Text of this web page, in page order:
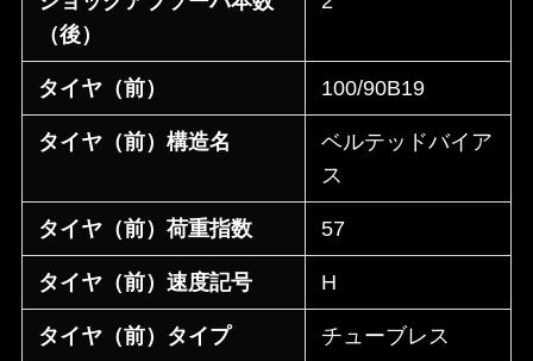
（後）
タイヤ（前） 100/90B19
タイヤ（前）構造名
ベルテッドバイア
ス
タイヤ（前）荷重指数 57
タイヤ（前）速度記号 H
タイヤ（前）タイプ チューブレス